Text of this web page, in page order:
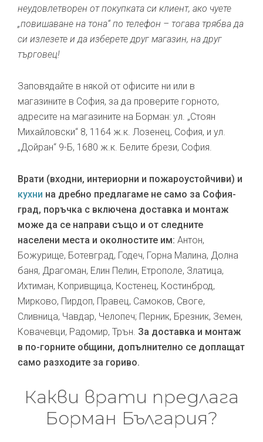
неудовлетворен от покупката си клиент, ако чуете
„повишаване на тона“ по телефон – тогава трябва да
си излезете и да изберете друг магазин, на друг
търговец!
Заповядайте в някой от офисите ни или в
магазините в София, за да проверите горното,
адресите на магазините на Борман: ул. „Стоян
Михайловски“ 8, 1164 ж.к. Лозенец, София, и ул.
„Дойран“ 9-Б, 1680 ж.к. Белите брези, София.
Врати (входни, интериорни и пожароустойчиви) и
кухни на дребно предлагаме не само за София-
град, поръчка с включена доставка и монтаж
може да се направи също и от следните
населени места и околностите им: Антон,
Божурище, Ботевград, Годеч, Горна Малина, Долна
баня, Драгоман, Елин Пелин, Етрополе, Златица,
Ихтиман, Копривщица, Костенец, Костинброд,
Мирково, Пирдоп, Правец, Самоков, Своге,
Сливница, Чавдар, Челопеч; Перник, Брезник, Земен,
Ковачевци, Радомир, Трън. За доставка и монтаж
в по-горните общини, допълнително се доплащат
само разходите за гориво.
Какви врати предлага
Борман България?